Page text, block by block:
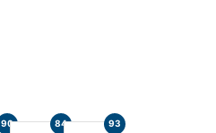
90 84 93